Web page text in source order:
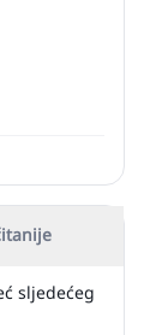
sljedećeg